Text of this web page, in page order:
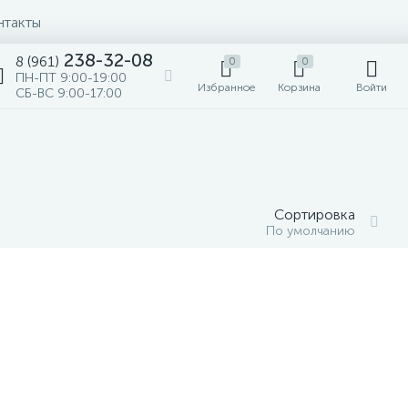
8 (961) 238-32-08
ПН-ПТ 9:00-19:00
СБ-ВС 9:00-17:00
0
Избранное
0
Корзина Войти
Сортировка
По умолчанию